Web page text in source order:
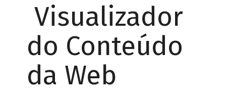
Visualizador
do Conteúdo
da Web